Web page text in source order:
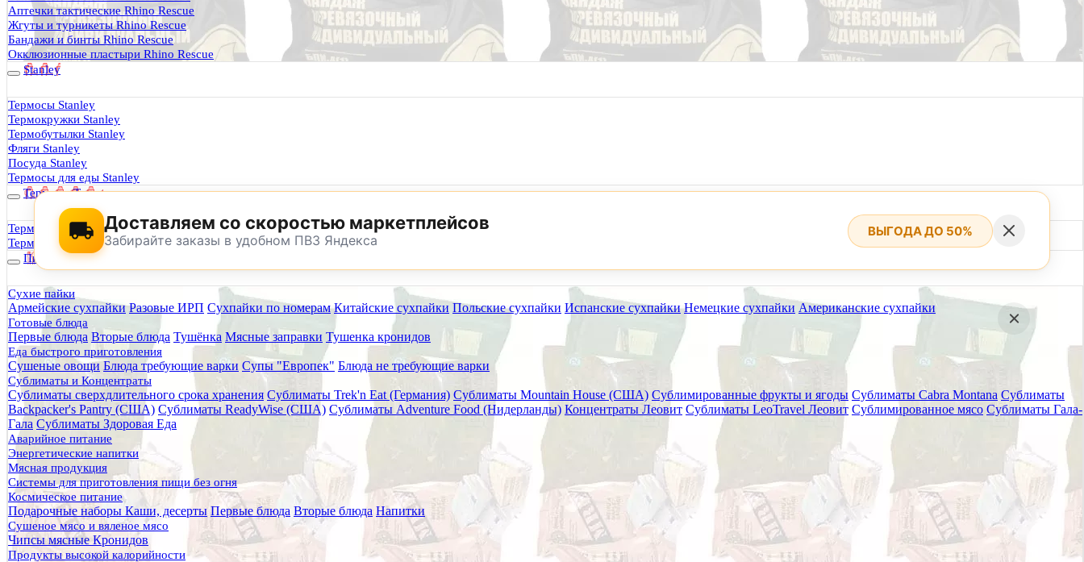
Аптечки тактические Rhino Rescue
Жгуты и турникеты Rhino Rescue
Бандажи и бинты Rhino Rescue
Окклюзионные пластыри Rhino Rescue
Stanley
Термосы Stanley
Термокружки Stanley
Термобутылки Stanley
Фляги Stanley
Посуда Stanley
Термосы для еды Stanley
Термосы Tyeso
Термокружки Tyeso
Термобутылки Tyeso
Питание
Сухие пайки
Армейские сухпайки Разовые ИРП Сухпайки по номерам Китайские сухпайки Польские сухпайки Испанские сухпайки Немецкие сухпайки Американские сухпайки
Готовые блюда
Первые блюда Вторые блюда Тушёнка Мясные заправки Тушенка кронидов
Еда быстрого приготовления
Сушеные овощи Блюда требующие варки Супы "Европек" Блюда не требующие варки
Сублиматы и Концентраты
Сублиматы сверхдлительного срока хранения Сублиматы Trek'n Eat (Германия) Сублиматы Mountain House (США) Сублимированные фрукты и ягоды Сублиматы Cabra Montana Сублиматы
Backpacker's Pantry (США) Сублиматы ReadyWise (США) Сублиматы Adventure Food (Нидерланды) Концентраты Леовит Сублиматы LeoTravel Леовит Сублимированное мясо Сублиматы Гала-
Гала Сублиматы Здоровая Еда
Аварийное питание
Энергетические напитки
Мясная продукция
Системы для приготовления пищи без огня
Космическое питание
Подарочные наборы Каши, десерты Первые блюда Вторые блюда Напитки
Сушеное мясо и вяленое мясо
Чипсы мясные Кронидов
Продукты высокой калорийности
Термосы Stanley
Фильтры для воды
Оплата и доставка
Гарантия и возврат
Оптовикам
Контакты
Будь Готов.
0
8 (495) 782-73-32
Доставляем со скоростью маркетплейсов
Забирайте заказы в удобном ПВЗ Яндекса
ВЫГОДА ДО 50%
По техническим причинам магазин не будет работать на самовывоз в субботу 8 и 15 августа.
Заранее корректируйте дату и время посещения магазина.
Главная
Каталог товаров
Питание
Готовые блюда
Вторые блюда
Полба со свёклой 270 грамм Вкусно и густо
Полба со свёклой 270 грамм Вкусно и густо